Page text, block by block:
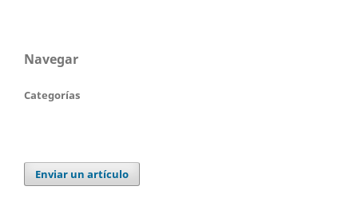
Navegar
Categorías
Enviar un artículo